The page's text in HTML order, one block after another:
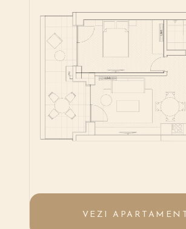
VEZI APARTAMENT